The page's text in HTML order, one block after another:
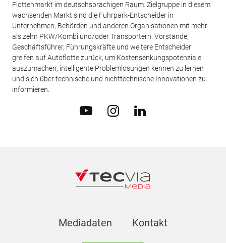
Flottenmarkt im deutschsprachigen Raum. Zielgruppe in diesem
wachsenden Markt sind die Fuhrpark-Entscheider in
Unternehmen, Behörden und anderen Organisationen mit mehr
als zehn PKW/Kombi und/oder Transportern. Vorstände,
Geschäftsführer, Führungskräfte und weitere Entscheider
greifen auf Autoflotte zurück, um Kostensenkungspotenziale
auszumachen, intelligente Problemlösungen kennen zu lernen
und sich über technische und nichttechnische Innovationen zu
informieren.
Mediadaten Kontakt